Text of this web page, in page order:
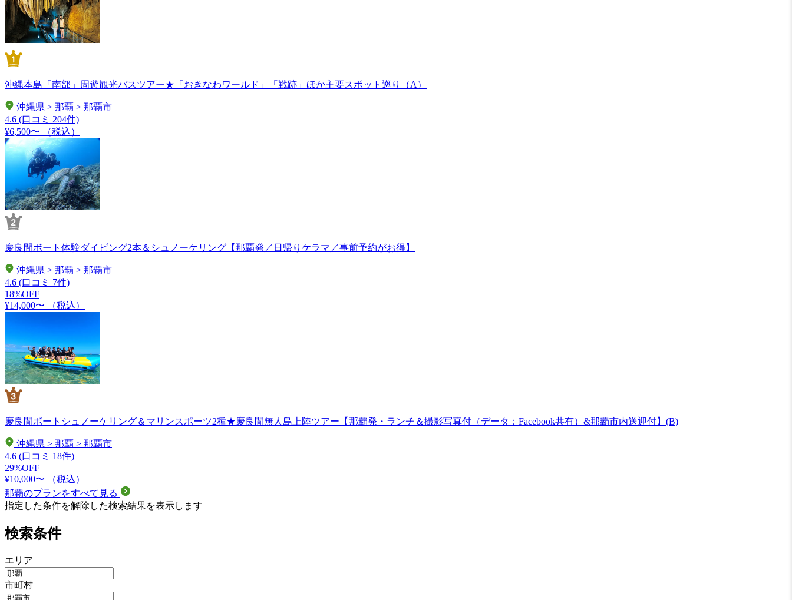
沖縄本島「南部」周遊観光バスツアー★「おきなわワールド」「戦跡」ほか主要スポット巡り（A）
沖縄県 > 那覇 > 那覇市
4.6 (口コミ 204件)
¥6,500〜
（税込）
慶良間ボート体験ダイビング2本＆シュノーケリング【那覇発／日帰りケラマ／事前予約がお得】
沖縄県 > 那覇 > 那覇市
4.6 (口コミ 7件)
18%OFF
¥14,000〜
（税込）
慶良間ボートシュノーケリング＆マリンスポーツ2種★慶良間無人島上陸ツアー【那覇発・ランチ＆撮影写真付（データ：Facebook共有）&那覇市内送迎付】(B)
沖縄県 > 那覇 > 那覇市
4.6 (口コミ 18件)
29%OFF
¥10,000〜
（税込）
那覇のプランをすべて見る
指定した条件を解除した検索結果を表示します
検索条件
エリア
市町村